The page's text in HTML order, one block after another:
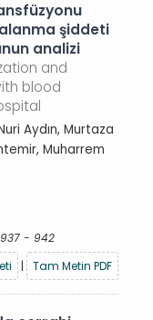
şiddeti
analizi
and
blood
Aydın, Murtaza
Muharrem
- 942
| Tam Metin PDF